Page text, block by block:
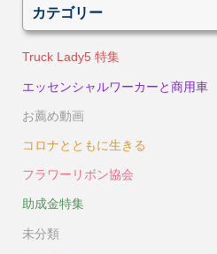
カテゴリー
Truck Lady5 特集
エッセンシャルワーカーと商用車
お薦め動画
コロナとともに生きる
フラワーリボン協会
助成金特集
未分類